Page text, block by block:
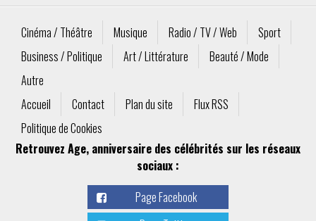
Cinéma / Théâtre Musique Radio / TV / Web
Sport
Business / Politique
Art / Littérature
Beauté / Mode
Autre
Accueil
Contact Plan du site
Flux RSS
Politique de Cookies
Retrouvez Age, anniversaire des célébrités sur les réseaux
sociaux :
Page Facebook